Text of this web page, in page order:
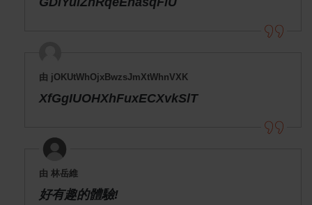
由 jOKUtWhOjxBwzsJmXtWhnVXK
XfGgIUOHXhFuxECXvkSlT
由 林岳維
好有趣的體驗!